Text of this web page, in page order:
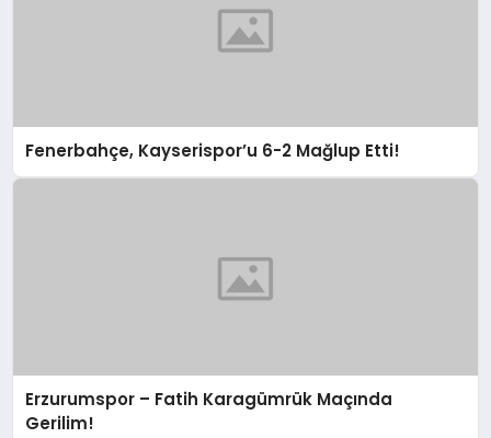
Fenerbahçe, Kayserispor’u 6-2 Mağlup Etti!
Erzurumspor – Fatih Karagümrük Maçında
Gerilim!